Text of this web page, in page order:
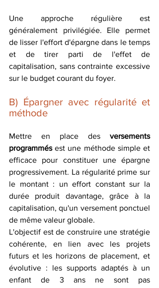
Une approche régulière est
généralement privilégiée. Elle permet
de lisser l'effort d'épargne dans le temps
et de tirer parti de l'effet de
capitalisation, sans contrainte excessive
sur le budget courant du foyer.
B) Épargner avec régularité et
méthode
Mettre en place des versements
programmés est une méthode simple et
efficace pour constituer une épargne
progressivement. La régularité prime sur
le montant : un effort constant sur la
durée produit davantage, grâce à la
capitalisation, qu'un versement ponctuel
de même valeur globale.
L'objectif est de construire une stratégie
cohérente, en lien avec les projets
futurs et les horizons de placement, et
évolutive : les supports adaptés à un
enfant de 3 ans ne sont pas